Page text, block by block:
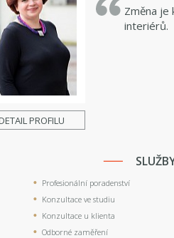
PROFILU
Změna je
interiérů.
Profesionální poradenství
Konzultace ve studiu
Konzultace u klienta
Odborné zaměření